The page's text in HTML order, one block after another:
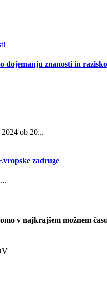
dojemanju znanosti in
ob 20...
zadruge
v najkrajšem možnem